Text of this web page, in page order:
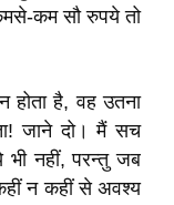
कम सौ रुपये तो
होता है, वह उतना
जाने दो। मैं सच
नहीं, परन्तु जब
न कहीं से अवश्य